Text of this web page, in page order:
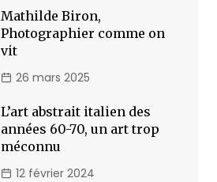
Mathilde Biron,
Photographier comme on
vit
26 mars 2025
L’art abstrait italien des
années 60-70, un art trop
méconnu
12 février 2024